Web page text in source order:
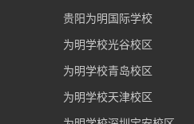
贵阳为明国际学校
为明学校光谷校区
为明学校青岛校区
为明学校天津校区